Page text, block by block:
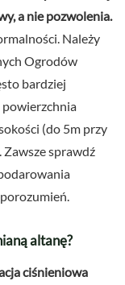
a nie pozwolenia.
Należy
Ogrodów
bardziej
(do 5m przy
Zawsze sprawdź
altanę?
ciśnieniowa